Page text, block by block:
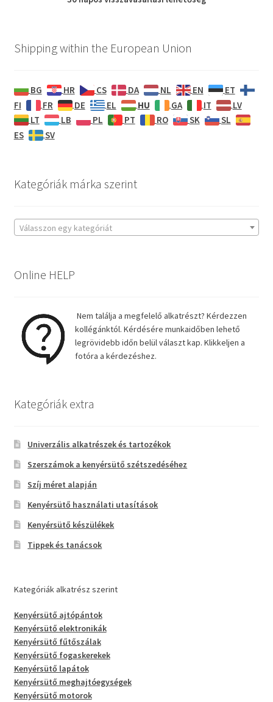
Shipping within the European Union
BG HR CS DA NL EN
ET
FI
FR DE EL HU GA IT
LV
LT
LB PL PT RO SK
SL
ES
SV
Kategóriák márka szerint
Válasszon egy kategóriát
Online HELP
Nem találja a megfelelő alkatrészt? Kérdezzen
kollégánktól. Kérdésére munkaidőben lehető
legrövidebb időn belül választ kap. Klikkeljen a
fotóra a kérdezéshez.
Kategóriák extra
Univerzális alkatrészek és tartozékok
Szerszámok a kenyérsütő szétszedéséhez
Szíj méret alapján
Kenyérsütő használati utasítások
Kenyérsütő készülékek
Tippek és tanácsok
Kategóriák alkatrész szerint
Kenyérsütő ajtópántok
Kenyérsütő elektronikák
Kenyérsütő fűtőszálak
Kenyérsütő fogaskerekek
Kenyérsütő lapátok
Kenyérsütő meghajtóegységek
Kenyérsütő motorok